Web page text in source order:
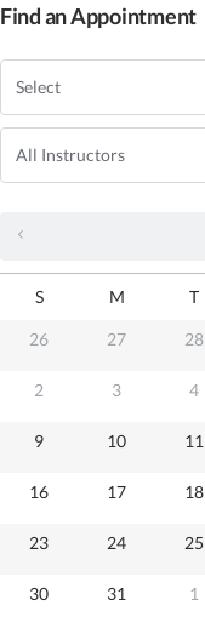
Find an Appointment
S M T
26 27 28
2 3 4
9 10 11
16 17 18
23 24 25
30 31 1